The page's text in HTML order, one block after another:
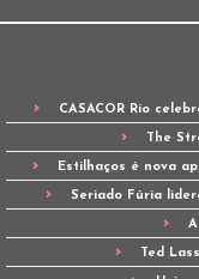
CASACOR Rio
The
Estilhaços é nova
Seriado Fúria
Ted